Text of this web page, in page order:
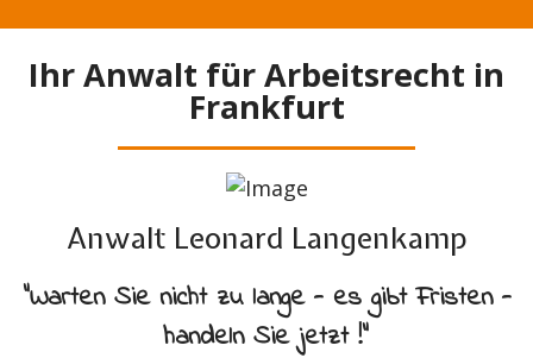
Ihr Anwalt für Arbeitsrecht in
Frankfurt
Anwalt Leonard Langenkamp
"Warten Sie nicht zu lange - es gibt Fristen -
handeln Sie jetzt !"